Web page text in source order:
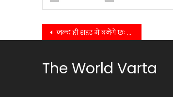
Post
जल्द ही शहर में बनेंगे छः फुटओवर ब्रिज विधायक शिव अरोरा……
The World Varta